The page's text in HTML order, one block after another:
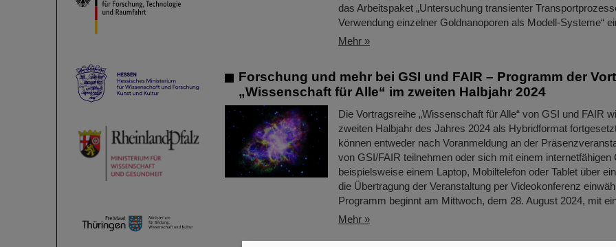
das Arbeitspaket „Untersuchung transienter
Verwendung einzelner Goldnanoporen als Modell-Systeme“
Mehr »
Forschung und mehr bei GSI und FAIR – Programm der
„Wissenschaft für Alle“ im zweiten Halbjahr 2024
Die Vortragsreihe „Wissenschaft für Alle“ von GSI und FAIR
zweiten Halbjahr des Jahres 2024 als Hybridformat
können entweder nach Voranmeldung an der
von GSI/FAIR teilnehmen oder sich mit einem internetfähigen
beispielsweise einem Laptop, Mobiltelefon oder Tablet über
die Übertragung der Veranstaltung per Videokonferenz
Programm beginnt am Mittwoch, dem 28. August 2024, mit
Mehr »